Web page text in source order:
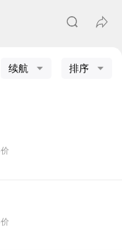
续航 排序